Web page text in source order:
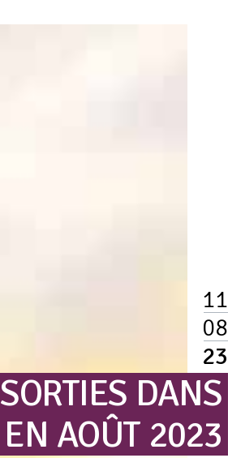
11
08
23
SORTIES DANS
EN AOÛT 2023